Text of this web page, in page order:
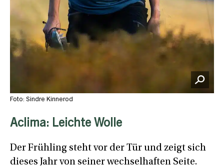
Aclima: Leichte Wolle
Der Frühling steht vor der Tür und zeigt sich
dieses Jahr von seiner wechselhaften Seite.
Foto: Sindre Kinnerod